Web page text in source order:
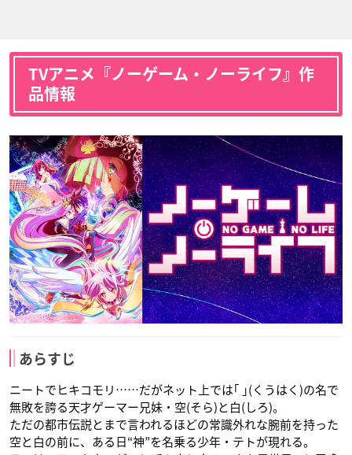
TVアニメ『ノーゲーム・ノーライフ』作
品情報
あらすじ
ニートでヒキコモリ……だがネット上では｢ ｣(くうはく)の名で
無敗を誇る天才ゲーマー兄妹・空(そら)と白(しろ)。
ただの都市伝説とまで言われるほどの常識外れな腕前を持った
空と白の前に、ある日“神”を名乗る少年・テトが現れる。